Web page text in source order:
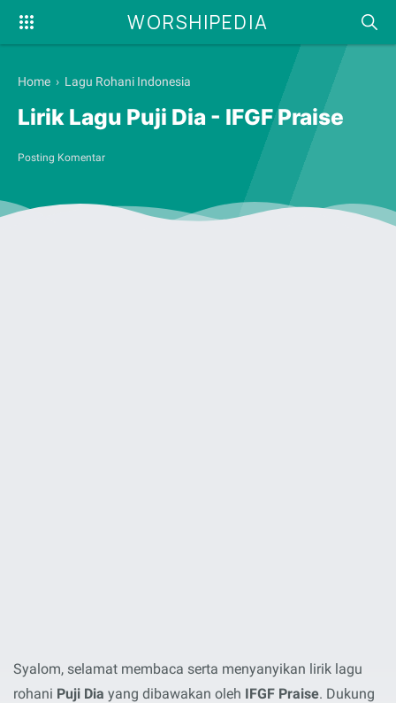
WORSHIPEDIA
Home › Lagu Rohani Indonesia
Lirik Lagu Puji Dia - IFGF Praise
Posting Komentar
Syalom, selamat membaca serta menyanyikan lirik lagu
rohani Puji Dia yang dibawakan oleh IFGF Praise. Dukung